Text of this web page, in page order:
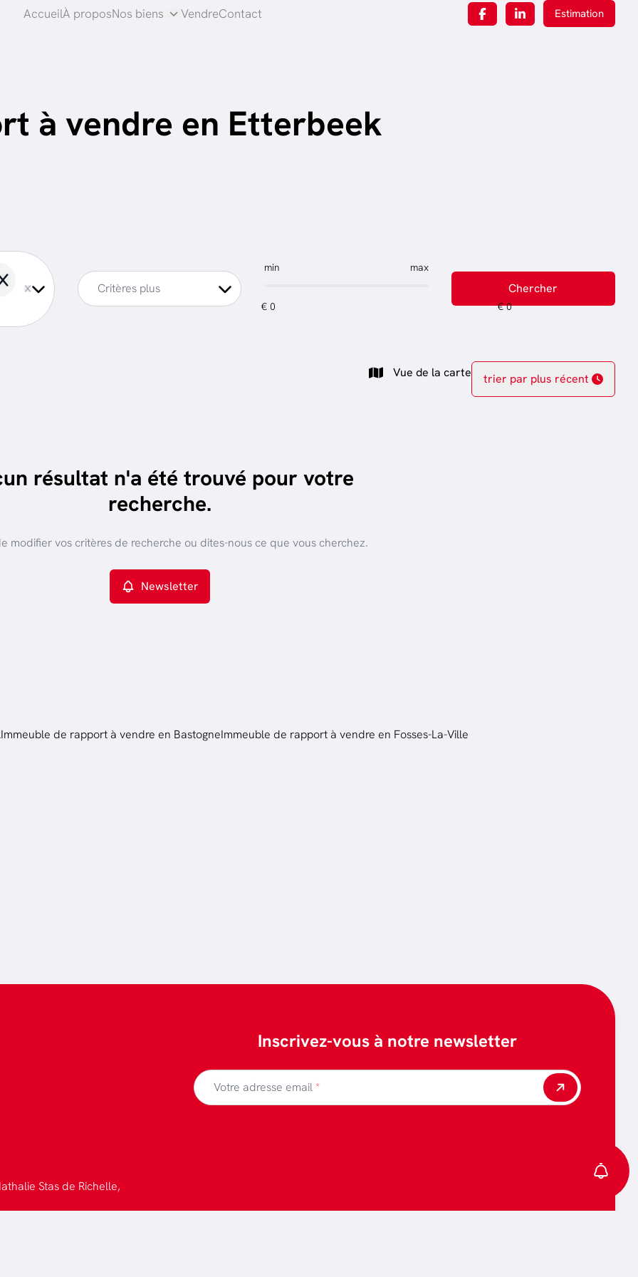
AccueilÀ proposNos biens VendreContact Estimation
à vendre en Etterbeek
Critères plus
min max
Chercher
Vue de la carte trier par plus récent
résultat n'a été trouvé pour votre
recherche.
modifier vos critères de recherche ou dites-nous ce que vous cherchez.
Newsletter
Immeuble de rapport à vendre en BastogneImmeuble de rapport à vendre en Fosses-La-Ville
Stas de Richelle,
Inscrivez-vous à notre newsletter
Votre adresse email*